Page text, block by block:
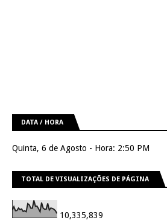
DATA / HORA
Quinta, 6 de Agosto - Hora: 2:50 PM
TOTAL DE VISUALIZAÇÕES DE PÁGINA
10,335,839